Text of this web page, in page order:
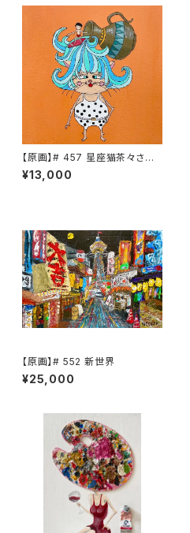
【原画】# 457 星座猫茶々さん
水瓶座
¥13,000
【原画】# 552 新世界
¥25,000